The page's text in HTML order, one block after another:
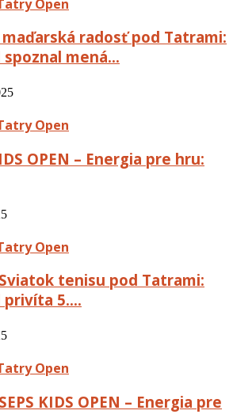
Open
radosť pod Tatrami:
spoznal mená…
Open
OPEN – Energia pre hru:
Open
tenisu pod Tatrami:
privíta 5….
Open
KIDS OPEN – Energia pre